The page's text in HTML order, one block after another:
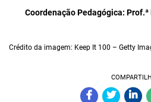
Coordenação Pedagógica:
Crédito da imagem: Keep It 100 – Getty